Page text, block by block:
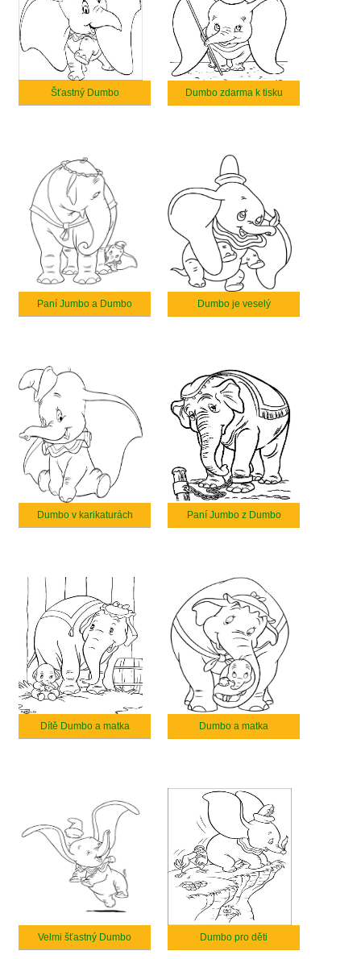
Šťastný Dumbo Dumbo zdarma k tisku
Paní Jumbo a Dumbo Dumbo je veselý
Dumbo v karikaturách Paní Jumbo z Dumbo
Dítě Dumbo a matka Dumbo a matka
Velmi šťastný Dumbo Dumbo pro děti